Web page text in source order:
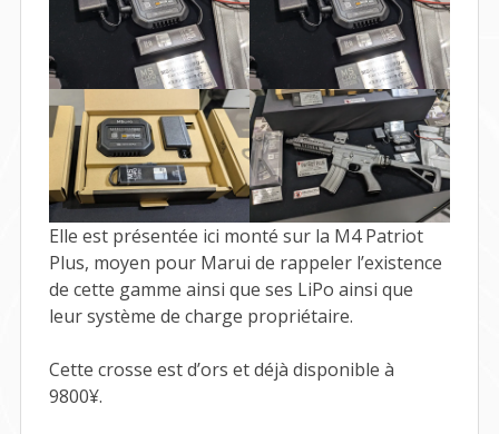
Elle est présentée ici monté sur la M4 Patriot
Plus, moyen pour Marui de rappeler l’existence
de cette gamme ainsi que ses LiPo ainsi que
leur système de charge propriétaire.
Cette crosse est d’ors et déjà disponible à
9800¥.